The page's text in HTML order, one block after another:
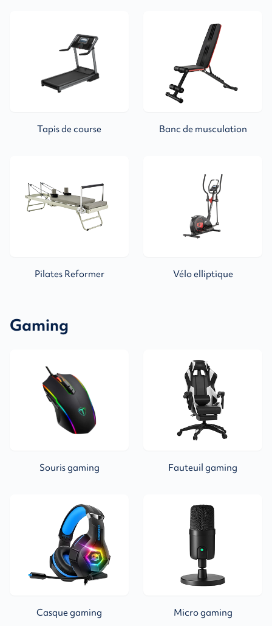
Tapis de course Banc de musculation
Pilates Reformer Vélo elliptique
Gaming
Souris gaming Fauteuil gaming
Casque gaming Micro gaming